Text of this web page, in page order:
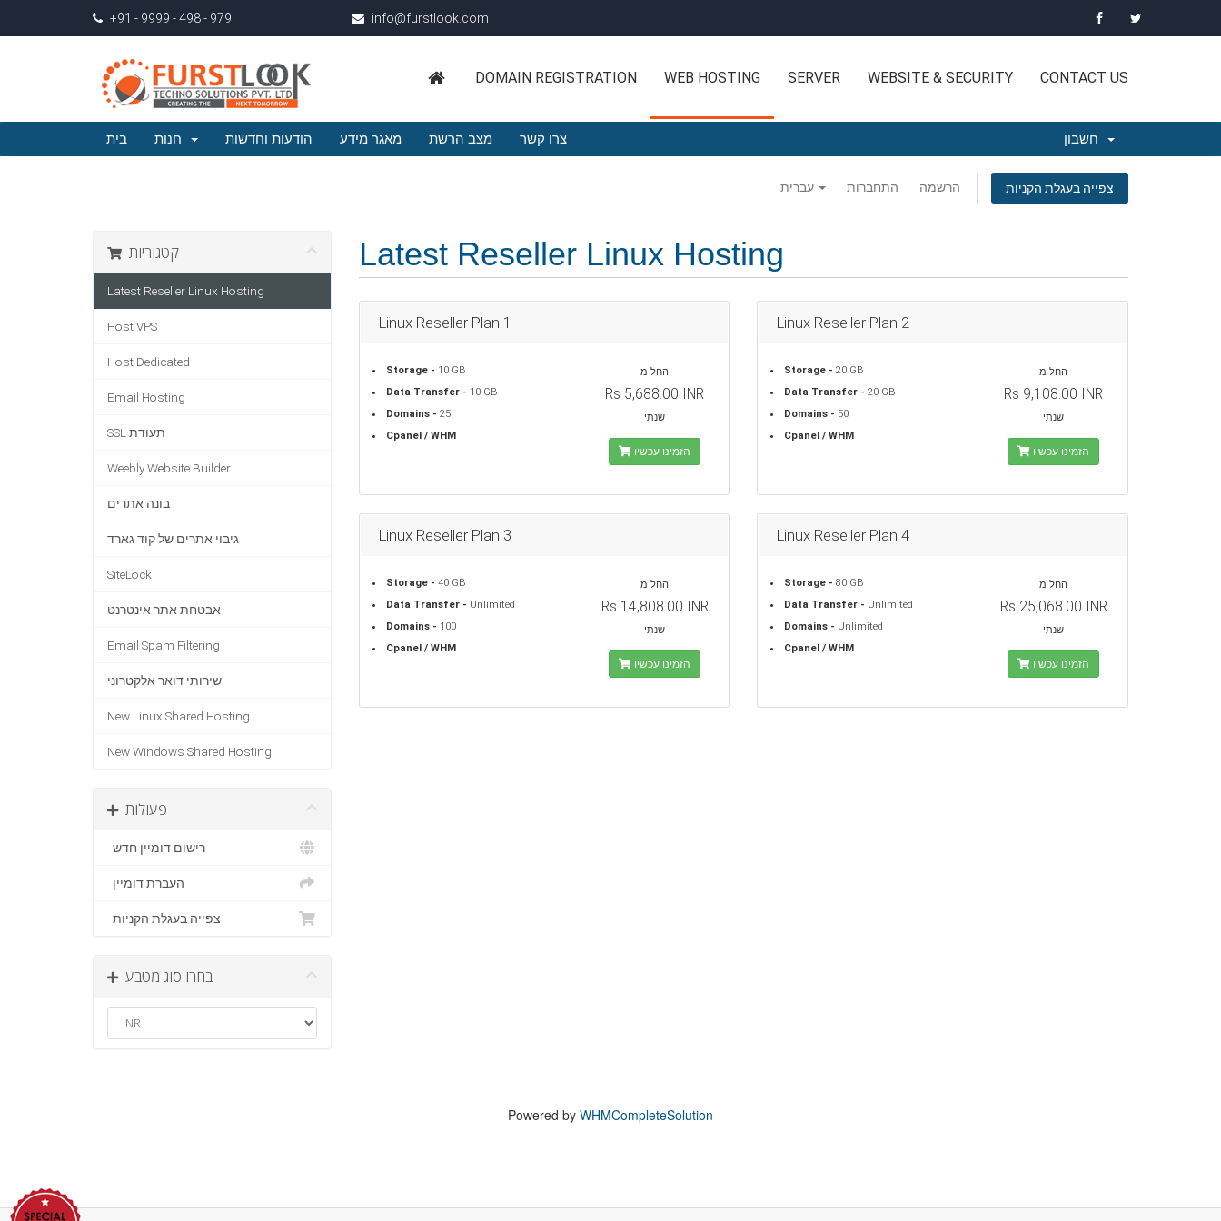
+91 - 9999 - 498 - 979 info@furstlook.com
DOMAIN REGISTRATION WEB HOSTING SERVER WEBSITE & SECURITY CONTACT US
בית הודעות וחדשות מאגר מידע מצב הרשת צרו קשר
התחברות הרשמה צפייה בעגלת הקניות
Latest Reseller Linux Hosting קטגוריות
Latest Reseller Linux Hosting
Host VPS
Host Dedicated
Email Hosting
SSL תעודת
Weebly Website Builder
בונה אתרים
גיבוי אתרים של קוד גארד
SiteLock
אבטחת אתר אינטרנט
Email Spam Filtering
שירותי דואר אלקטרוני
New Linux Shared Hosting
New Windows Shared Hosting
פעולות
רישום דומיין חדש
העברת דומיין
צפייה בעגלת הקניות
בחרו סוג מטבע
Linux Reseller Plan 1
Storage - 10 GB
Data Transfer - 10 GB
Domains - 25
Cpanel / WHM
החל מ
Rs 5,688.00 INR
שנתי
הזמינו עכשיו
Linux Reseller Plan 2
Storage - 20 GB
Data Transfer - 20 GB
Domains - 50
Cpanel / WHM
החל מ
Rs 9,108.00 INR
שנתי
הזמינו עכשיו
Linux Reseller Plan 3
Storage - 40 GB
Data Transfer - Unlimited
Domains - 100
Cpanel / WHM
החל מ
Rs 14,808.00 INR
שנתי
הזמינו עכשיו
Linux Reseller Plan 4
Storage - 80 GB
Data Transfer - Unlimited
Domains - Unlimited
Cpanel / WHM
החל מ
Rs 25,068.00 INR
שנתי
הזמינו עכשיו
Powered by WHMCompleteSolution